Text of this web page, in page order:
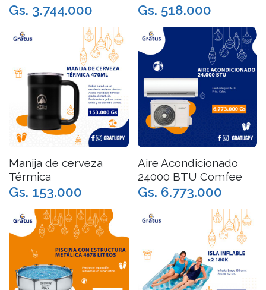
Gs. 3.744.000 Gs. 518.000
Manija de cerveza
Térmica
Gs. 153.000
Aire Acondicionado
24000 BTU Comfee
Gs. 6.773.000